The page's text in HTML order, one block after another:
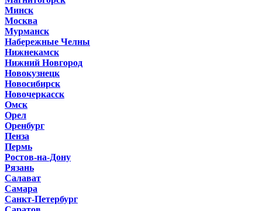
Минск
Москва
Мурманск
Набережные Челны
Нижнекамск
Нижний Новгород
Новокузнецк
Новосибирск
Новочеркасск
Омск
Орел
Оренбург
Пенза
Пермь
Ростов-на-Дону
Рязань
Салават
Самара
Санкт-Петербург